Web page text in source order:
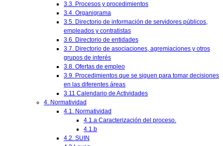
3.3. Procesos y procedimientos
3.4. Organigrama
3.5. Directorio de información de servidores públicos,
empleados y contratistas
3.6. Directorio de entidades
3.7. Directorio de asociaciones, agremiaciones y otros
grupos de interés
3.8. Ofertas de empleo
3.9. Procedimientos que se siguen para tomar decisiones
en las diferentes áreas
3.11 Calendario de Actividades
4. Normatividad
4.1. Normatividad
4.1.a Caracterización del proceso.
4.1.b
4.2. SUIN